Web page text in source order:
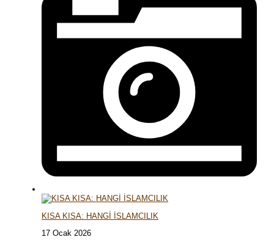
KISA KISA: HANGİ İSLAMCILIK
17 Ocak 2026